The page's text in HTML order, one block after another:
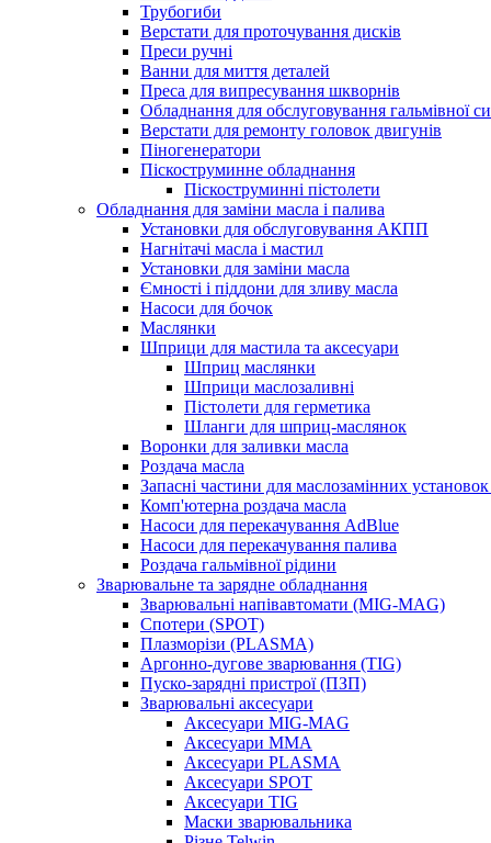
Трубогиби
Верстати для проточування дисків
Преси ручні
Ванни для миття деталей
Преса для випресування шкворнів
Обладнання для обслуговування гальмівної
Верстати для ремонту головок двигунів
Піногенератори
Піскоструминне обладнання
Піскоструминні пістолети
Обладнання для заміни масла і палива
Установки для обслуговування АКПП
Нагнітачі масла і мастил
Установки для заміни масла
Ємності і піддони для зливу масла
Насоси для бочок
Маслянки
Шприци для мастила та аксесуари
Шприц маслянки
Шприци маслозаливні
Пістолети для герметика
Шланги для шприц-маслянок
Воронки для заливки масла
Роздача масла
Запасні частини для маслозамінних установок
Комп'ютерна роздача масла
Насоси для перекачування AdBlue
Насоси для перекачування палива
Роздача гальмівної рідини
Зварювальне та зарядне обладнання
Зварювальні напівавтомати (MIG-MAG)
Спотери (SPOT)
Плазморізи (PLASMA)
Аргонно-дугове зварювання (TIG)
Пуско-зарядні пристрої (ПЗП)
Зварювальні аксесуари
Аксесуари MIG-MAG
Аксесуари MMA
Аксесуари PLASMA
Аксесуари SPOT
Аксесуари TIG
Маски зварювальника